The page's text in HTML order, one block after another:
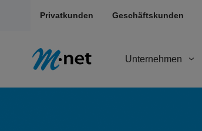
Privatkunden Geschäftskunden
Unternehmen